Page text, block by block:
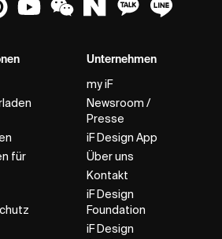
für
Unternehmen
my iF
Newsroom /
Presse
iF Design App
Über uns
Kontakt
iF Design
Foundation
iF Design